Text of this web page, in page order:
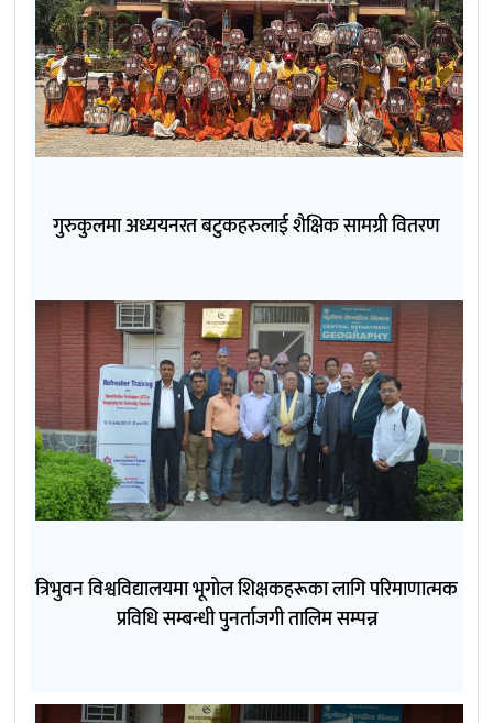
गुरुकुलमा अध्ययनरत बटुकहरुलाई शैक्षिक सामग्री वितरण
त्रिभुवन विश्वविद्यालयमा भूगोल शिक्षकहरूका लागि परिमाणात्मक
प्रविधि सम्बन्धी पुनर्ताजगी तालिम सम्पन्न